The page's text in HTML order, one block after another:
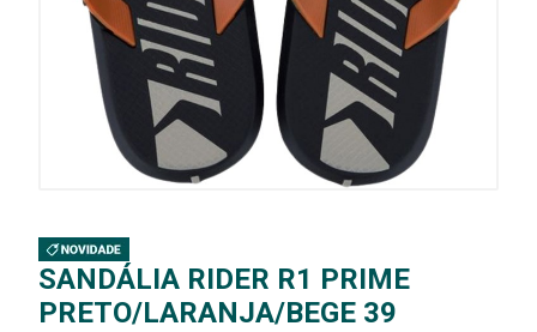
SANDÁLIA RIDER R1 PRIME
PRETO/LARANJA/BEGE 39